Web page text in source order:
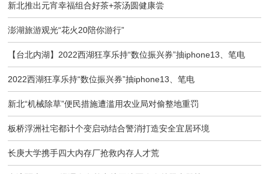
新北推出元宵幸福组合好茶+茶汤圆健康尝
澎湖旅游观光“花火20陪你游行”
【台北内湖】2022西湖狂享乐持“数位振兴券”抽iphone13、笔电
2022西湖狂享乐持“数位振兴券”抽iphone13、笔电
新北“机械除草”便民措施遭滥用农业局对偷整地重罚
板桥浮洲社宅都计个变启动结合警消打造安全宜居环境
长庚大学携手四大内存厂抢救内存人才荒